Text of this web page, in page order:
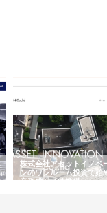
株式会社アセットイノベ
ンのワンルーム投資で始
産形成と老後準備